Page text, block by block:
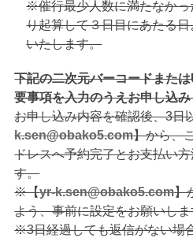
※催行最少人数に満たなか
り起算して３日目にあたる
いたします。
下記の二次元バーコードまた
要事項を入力のうえお申し込
お申し込み内容を確認後、3日
k.sen@obako5.com】から、
ドレスへ予約完了とお支払い
す。
※【yr-k.sen@obako5.com】
よう、事前に設定をお願いし
※3日経過しても返信がない場